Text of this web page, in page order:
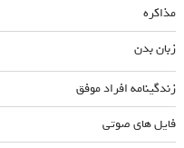
مذاکره
زبان بدن
زندگینامه افراد موفق
فایل های صوتی